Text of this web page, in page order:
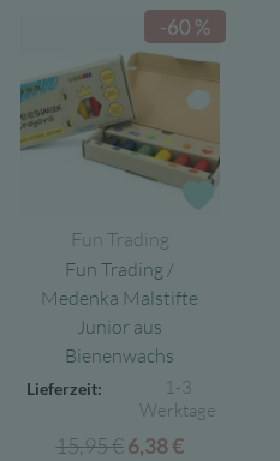
-60 %
Fun Trading
Fun Trading /
Medenka Malstifte
Junior aus
Bienenwachs
Lieferzeit:
1-3
Werktage
15,95€Ursprünglicher
6,38€Aktueller